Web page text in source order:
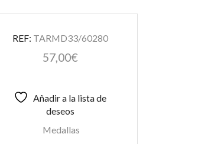
REF: TARMD33/60280
57,00€
Añadir a la lista de
deseos
Medallas